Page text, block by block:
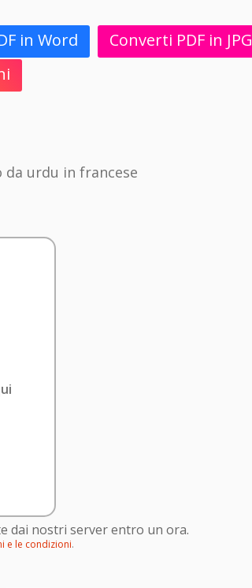
in Word Converti PDF in JPG
urdu in francese
dai nostri server entro un ora.
e le condizioni.